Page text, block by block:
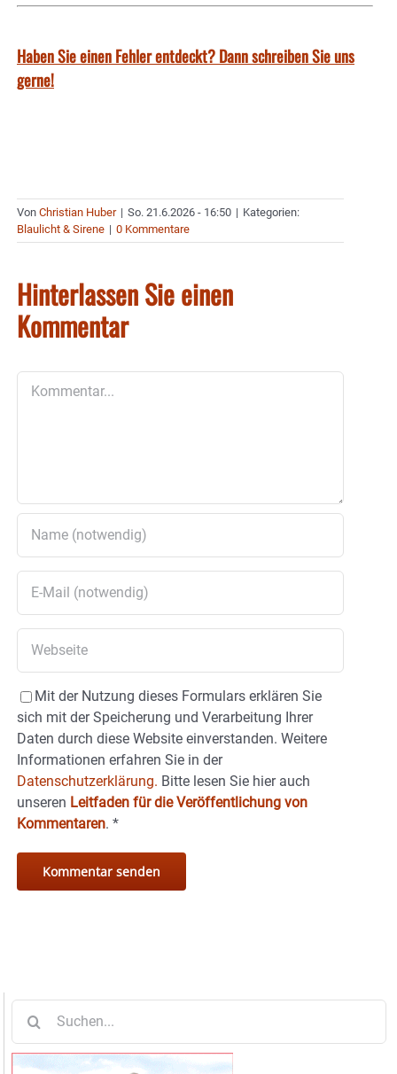
Haben Sie einen Fehler entdeckt? Dann schreiben Sie uns
gerne!
Von Christian Huber | So. 21.6.2026 - 16:50 | Kategorien:
Blaulicht & Sirene | 0 Kommentare
Hinterlassen Sie einen
Kommentar
Mit der Nutzung dieses Formulars erklären Sie
sich mit der Speicherung und Verarbeitung Ihrer
Daten durch diese Website einverstanden. Weitere
Informationen erfahren Sie in der
Datenschutzerklärung. Bitte lesen Sie hier auch
unseren Leitfaden für die Veröffentlichung von
Kommentaren. *
nach: